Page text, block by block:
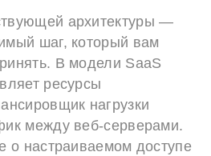
архитектуры —
шаг, который вам
В модели SaaS
ресурсы
нагрузки
между веб-серверами.
о настраиваемом доступе